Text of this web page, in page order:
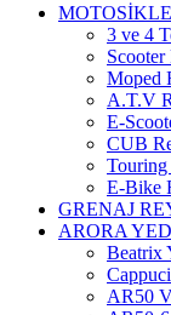
3 ve 4
Scooter
Moped
A.T.V
E-
CUB
Touring
E-Bike
GRENAJ
ARORA
Beatrix
AR50